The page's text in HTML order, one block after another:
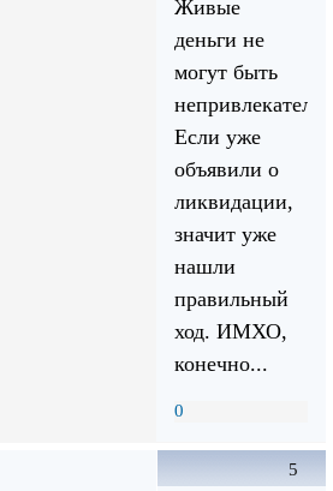
Живые
деньги не
могут быть
Если уже
объявили о
ликвидации,
значит уже
нашли
правильный
ход. ИМХО,
конечно...
0
5